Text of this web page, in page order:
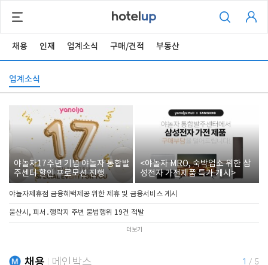
채용 인재 업계소식 구매/견적 부동산
업계소식
야놀자17주년 기념 야놀자 통합발
주센터 할인 프로모션 진행
<야놀자 MRO, 숙박업소 위한 삼
성전자 가전제품 특가 개시>
야놀자제휴점 금융혜택제공 위한 제휴 및 금융서비스 게시
울산시, 피서․행락지 주변 불법행위 19건 적발
더보기
1 / 5